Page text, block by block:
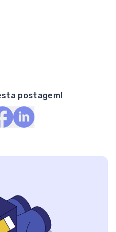
postagem!